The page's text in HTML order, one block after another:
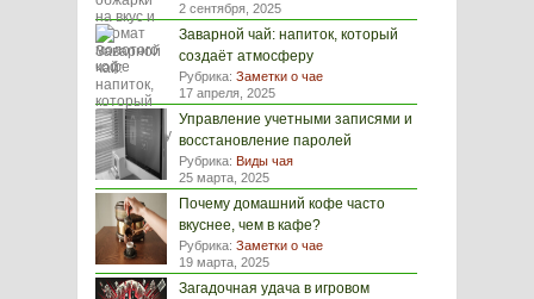
2 сентября, 2025
Заварной чай: напиток, который
создаёт атмосферу
Рубрика: Заметки о чае
17 апреля, 2025
Управление учетными записями и
восстановление паролей
Рубрика: Виды чая
25 марта, 2025
Почему домашний кофе часто
вкуснее, чем в кафе?
Рубрика: Заметки о чае
19 марта, 2025
Загадочная удача в игровом